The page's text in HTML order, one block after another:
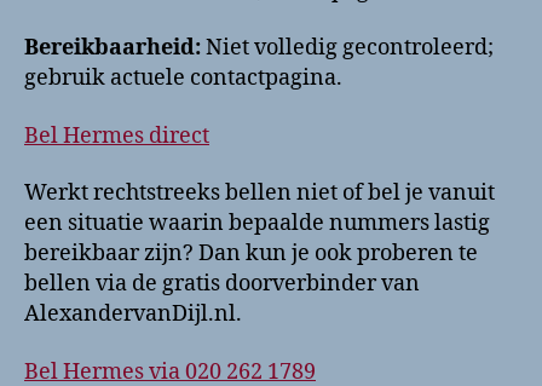
Bereikbaarheid:Niet volledig gecontroleerd;
gebruik actuele contactpagina.
Bel Hermes direct
Werkt rechtstreeks bellen niet of bel je vanuit
een situatie waarin bepaalde nummers lastig
bereikbaar zijn? Dan kun je ook proberen te
bellen via de gratis doorverbinder van
AlexandervanDijl.nl.
Bel Hermes via 020 262 1789